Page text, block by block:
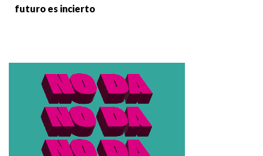
futuro es incierto